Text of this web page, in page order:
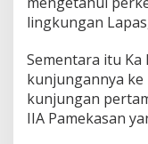
lingkungan
Sementara itu
kunjungannya ke
kunjungan
IIA Pamekasan